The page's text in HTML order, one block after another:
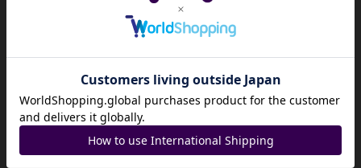
クリプトスペルズ
遊戯王初期
デュエマクラシック
旧枠デュエマ
magi VAULT
magi（英語版）
magi秋葉原ラジオ会館店公式X
magi大阪なんばマルイ店公式X
magi名古屋PARCO店公式X
magi大阪日本橋店公式X
magi秋葉原店 別館公式X
magi大宮マルイ店公式X